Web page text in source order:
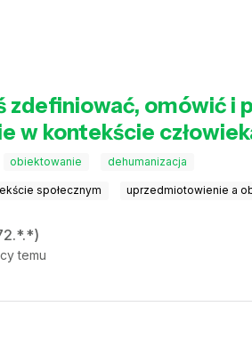
zdefiniować, omówić
w kontekście
obiektowanie dehumanizacja
społecznym uprzedmiotowienie a
temu